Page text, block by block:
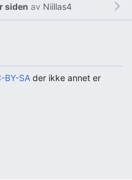
siden av Niillas4
BY-SA der ikke annet er